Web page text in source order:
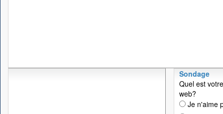
Sondage
Quel est
web?
Je n'aime